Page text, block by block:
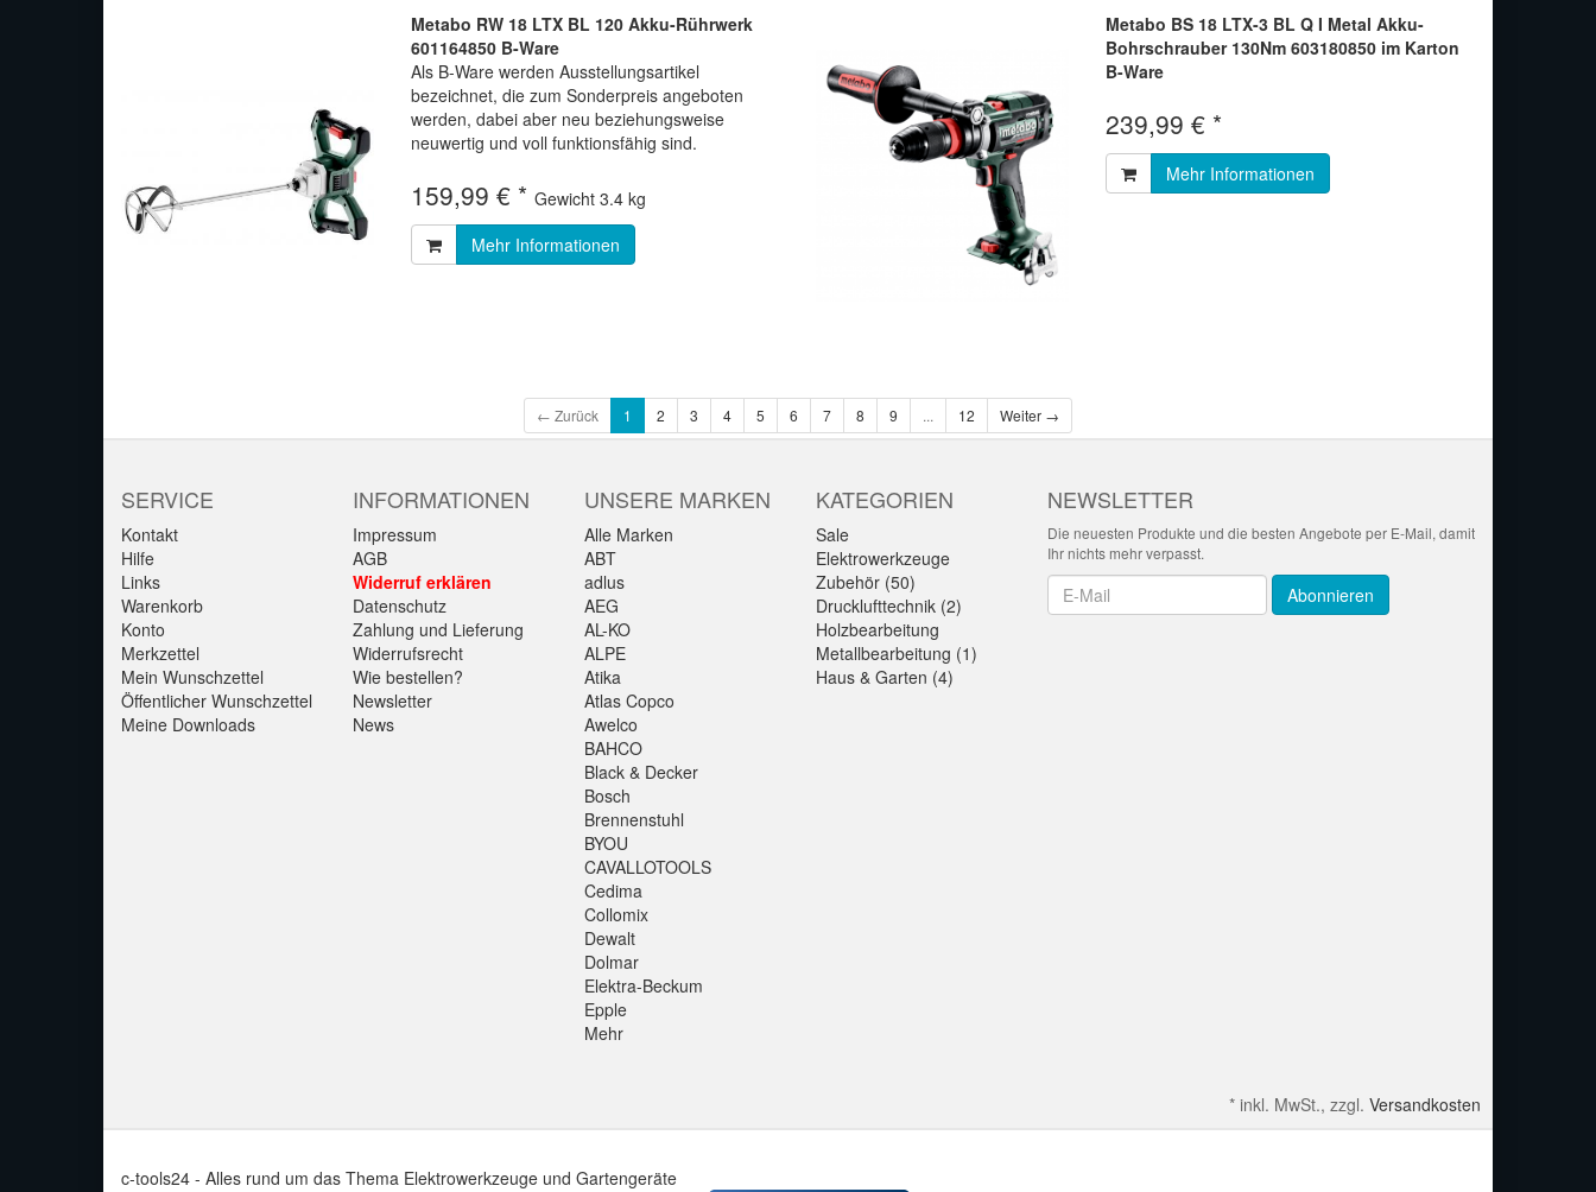
Metabo RW 18 LTX BL 120 Akku-Rührwerk
601164850 B-Ware
Als B-Ware werden Ausstellungsartikel
bezeichnet, die zum Sonderpreis angeboten
werden, dabei aber neu beziehungsweise
neuwertig und voll funktionsfähig sind.
159,99 € * Gewicht 3.4 kg
Mehr Informationen
Metabo BS 18 LTX-3 BL Q I Metal Akku-
Bohrschrauber 130Nm 603180850 im Karton
B-Ware
239,99 € *
Mehr Informationen
← Zurück 1 2 3 4 5 6 7 8 9 ... 12 Weiter →
SERVICE
Kontakt
Hilfe
Links
Warenkorb
Konto
Merkzettel
Mein Wunschzettel
Öffentlicher Wunschzettel
Meine Downloads
INFORMATIONEN
Impressum
AGB
Widerruf erklären
Datenschutz
Zahlung und Lieferung
Widerrufsrecht
Wie bestellen?
Newsletter
News
UNSERE MARKEN
Alle Marken
ABT
adlus
AEG
AL-KO
ALPE
Atika
Atlas Copco
Awelco
BAHCO
Black & Decker
Bosch
Brennenstuhl
BYOU
CAVALLOTOOLS
Cedima
Collomix
Dewalt
Dolmar
Elektra-Beckum
Epple
Mehr
KATEGORIEN
Sale
Elektrowerkzeuge
Zubehör (50)
Drucklufttechnik (2)
Holzbearbeitung
Metallbearbeitung (1)
Haus & Garten (4)
NEWSLETTER
Die neuesten Produkte und die besten Angebote per E-Mail, damit
Ihr nichts mehr verpasst.
Newsletter Abonnieren
* inkl. MwSt., zzgl. Versandkosten
c-tools24 - Alles rund um das Thema Elektrowerkzeuge und Gartengeräte